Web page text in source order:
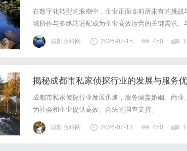
在数字化转型的浪潮中，企业正面临前所未有的挑
域协作与多终端适配成为企业高效运营的关键需求
如何在保障信息安全的前提下实现资源的高效利用
创新的云端资源动态调度技术，为这些问题提供了系
城阳百科网 2026-07-15 450
揭秘成都市私家侦探行业的发展与服务
成都市私家侦探行业发展迅速，服务涵盖婚姻、商
为社会和企业提供高效、合法的调查支持。
城阳百科网 2026-07-13 450